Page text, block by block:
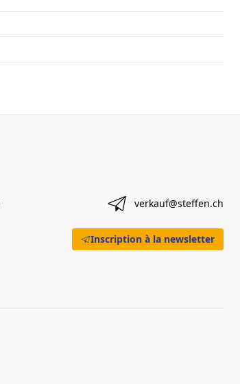
verkauf@steffen.ch
Inscription à la newsletter